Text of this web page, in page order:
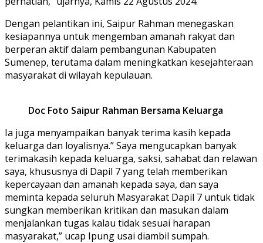
Dengan pelantikan ini, Saipur Rahman menegaskan
kesiapannya untuk mengemban amanah rakyat dan
berperan aktif dalam pembangunan Kabupaten
Sumenep, terutama dalam meningkatkan kesejahteraan
masyarakat di wilayah kepulauan.
Doc Foto Saipur Rahman Bersama Keluarga
Ia juga menyampaikan banyak terima kasih kepada
keluarga dan loyalisnya.” Saya mengucapkan banyak
terimakasih kepada keluarga, saksi, sahabat dan relawan
saya, khususnya di Dapil 7 yang telah memberikan
kepercayaan dan amanah kepada saya, dan saya
meminta kepada seluruh Masyarakat Dapil 7 untuk tidak
sungkan memberikan kritikan dan masukan dalam
menjalankan tugas kalau tidak sesuai harapan
masyarakat,” ucap Ipung usai diambil sumpah.